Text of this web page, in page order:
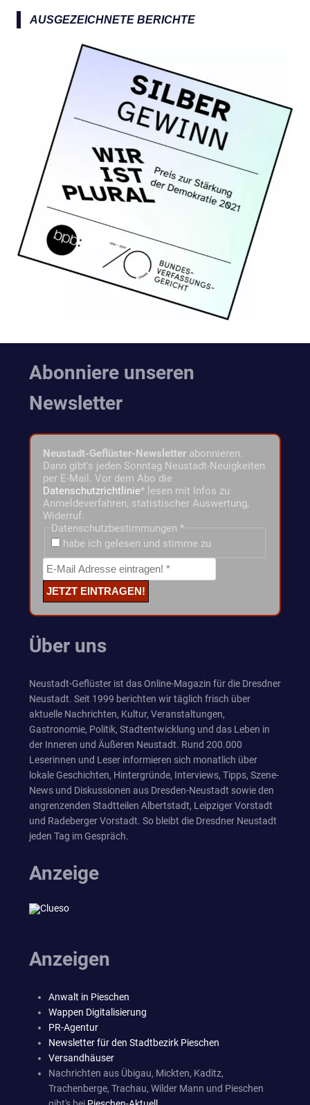
AUSGEZEICHNETE BERICHTE
Abonniere unseren
Newsletter
Neustadt-Geflüster-Newsletter abonnieren.
Dann gibt's jeden Sonntag Neustadt-Neuigkeiten
per E-Mail. Vor dem Abo die
Datenschutzrichtlinie* lesen mit Infos zu
Anmeldeverfahren, statistischer Auswertung,
Widerruf.
Datenschutzbestimmungen *
habe ich gelesen und stimme zu
Über uns
Neustadt-Geflüster ist das Online-Magazin für die Dresdner
Neustadt. Seit 1999 berichten wir täglich frisch über
aktuelle Nachrichten, Kultur, Veranstaltungen,
Gastronomie, Politik, Stadtentwicklung und das Leben in
der Inneren und Äußeren Neustadt. Rund 200.000
Leserinnen und Leser informieren sich monatlich über
lokale Geschichten, Hintergründe, Interviews, Tipps, Szene-
News und Diskussionen aus Dresden-Neustadt sowie den
angrenzenden Stadtteilen Albertstadt, Leipziger Vorstadt
und Radeberger Vorstadt. So bleibt die Dresdner Neustadt
jeden Tag im Gespräch.
Anzeige
Anzeigen
Anwalt in Pieschen
Wappen Digitalisierung
PR-Agentur
Newsletter für den Stadtbezirk Pieschen
Versandhäuser
Nachrichten aus Übigau, Mickten, Kaditz,
Trachenberge, Trachau, Wilder Mann und Pieschen